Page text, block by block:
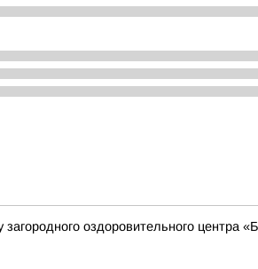
оздоровительного центра